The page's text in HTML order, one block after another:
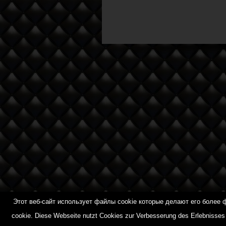
Diese Webseite nutzt Cookies zur Verbesserung des
Этот веб-сайт использует файлы cookie которые делают его
cookie. Diese Webseite nutzt Cookies zur Verbesserung des